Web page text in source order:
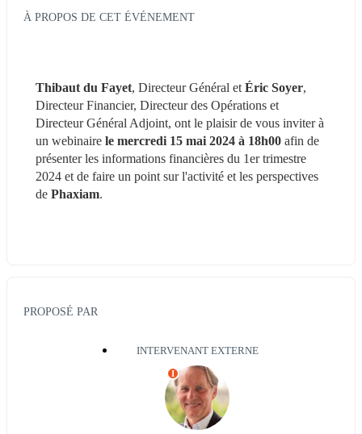
À PROPOS DE CET ÉVÉNEMENT
Thibaut du Fayet, Directeur Général et Éric Soyer,
Directeur Financier, Directeur des Opérations et
Directeur Général Adjoint, ont le plaisir de vous inviter à
un webinaire le mercredi 15 mai 2024 à 18h00 afin de
présenter les informations financières du 1er trimestre
2024 et de faire un point sur l'activité et les perspectives
de Phaxiam.
PROPOSÉ PAR
INTERVENANT EXTERNE
I